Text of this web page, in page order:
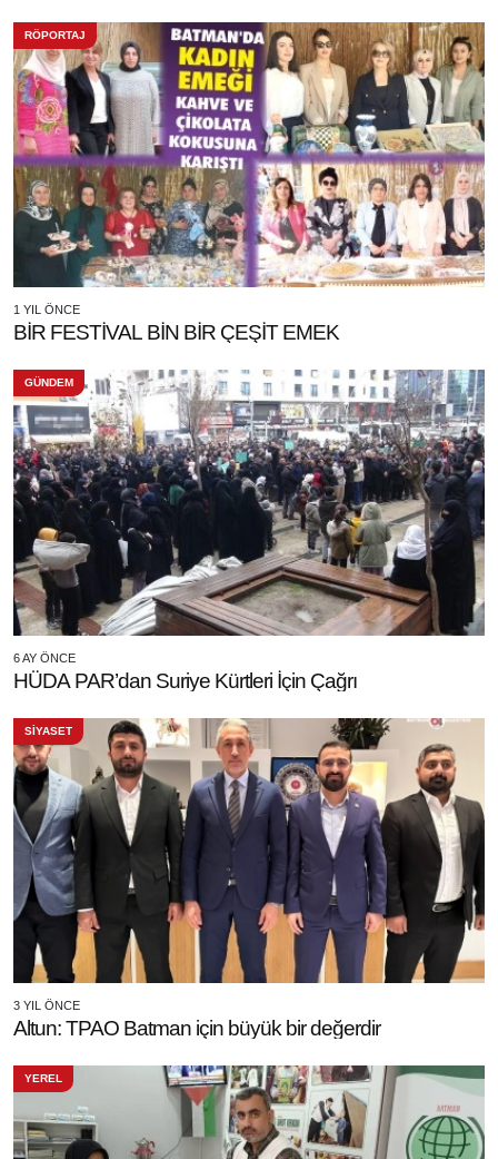
RÖPORTAJ
1 YIL ÖNCE
BİR FESTİVAL BİN BİR ÇEŞİT EMEK
GÜNDEM
6 AY ÖNCE
HÜDA PAR’dan Suriye Kürtleri İçin Çağrı
SİYASET
3 YIL ÖNCE
Altun: TPAO Batman için büyük bir değerdir
YEREL